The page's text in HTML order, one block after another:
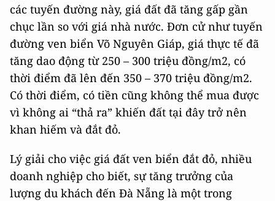
các tuyến đường này, giá đất đã tăng gấp gần
chục lần so với giá nhà nước. Đơn cử như tuyến
đường ven biển Võ Nguyên Giáp, giá thực tế đã
tăng dao động từ 250 – 300 triệu đồng/m2, có
thời điểm đã lên đến 350 – 370 triệu đồng/m2.
Có thời điểm, có tiền cũng không thể mua được
vì không ai “thả ra” khiến đất tại đây trở nên
khan hiếm và đắt đỏ.
Lý giải cho việc giá đất ven biển đắt đỏ, nhiều
doanh nghiệp cho biết, sự tăng trưởng của
lượng du khách đến Đà Nẵng là một trong